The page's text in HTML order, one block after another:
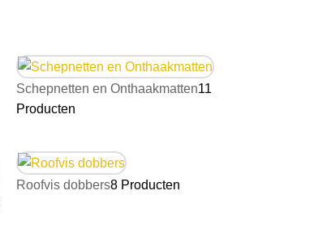
Schepnetten en Onthaakmatten11
Producten
Roofvis dobbers8 Producten